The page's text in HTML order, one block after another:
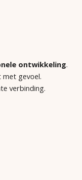
ontwikkeling.
gevoel.
verbinding.